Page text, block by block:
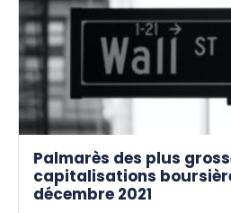
Palmarès des plus
capitalisations
décembre 2021